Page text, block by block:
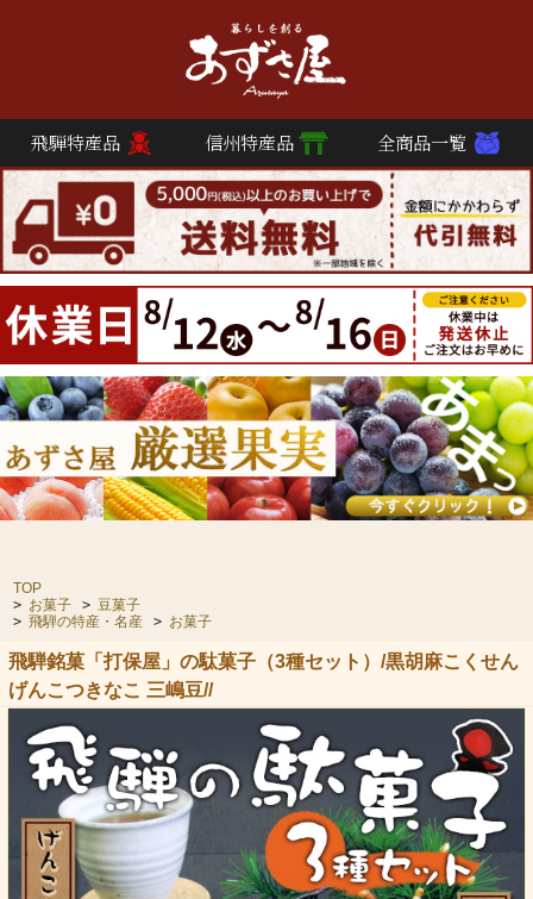
飛騨特産品 信州特産品 全商品一覧
TOP
> お菓子 > 豆菓子
> 飛騨の特産・名産 > お菓子
飛騨銘菓「打保屋」の駄菓子（3種セット）/黒胡麻こくせん
げんこつきなこ 三嶋豆//